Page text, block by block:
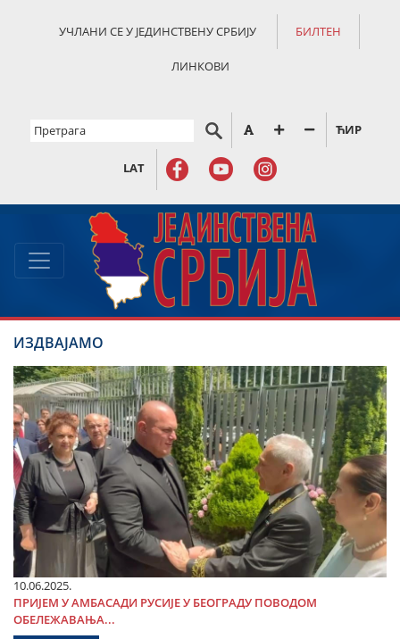
УЧЛАНИ СЕ У ЈЕДИНСТВЕНУ СРБИЈУ БИЛТЕН
ЛИНКОВИ
ЋИР
LAT
ИЗДВАЈАМО
10.06.2025.
ПРИЈЕМ У АМБАСАДИ РУСИЈЕ У БЕОГРАДУ ПОВОДОМ
ОБЕЛЕЖАВАЊА...